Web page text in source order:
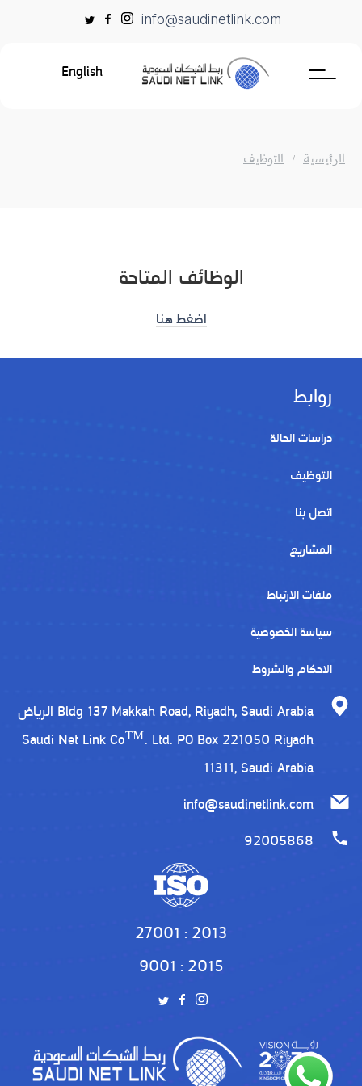
info@saudinetlink.com
English
الرئيسية التوظيف
الوظائف المتاحة
اضغط هنا
روابط
دراسات الحالة
التوظيف
اتصل بنا
المشاريع
ملفات الارتباط
سياسة الخصوصية
الاحكام والشروط
الرياض Bldg 137 Makkah Road, Riyadh, Saudi Arabia
Saudi Net Link Co™. Ltd. PO Box 221050 Riyadh
11311, Saudi Arabia
info@saudinetlink.com
92005868
27001 : 2013
9001 : 2015